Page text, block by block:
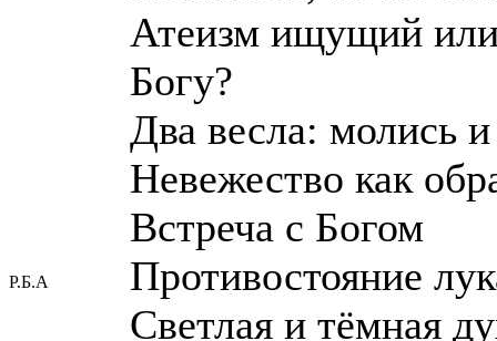
Р.Б.А
Атеизм ищущий или
Богу?
Два весла: молись и
Невежество как
Встреча с Богом
Противостояние
Светлая и тёмная